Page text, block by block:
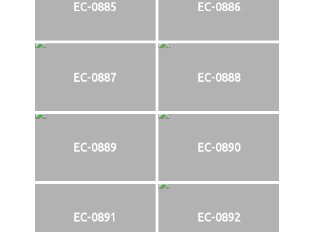
EC-0885 EC-0886
EC-0887 EC-0888
EC-0889 EC-0890
EC-0891 EC-0892